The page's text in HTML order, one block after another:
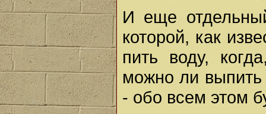
И еще
которой, как
пить воду,
можно ли
- обо всем этом